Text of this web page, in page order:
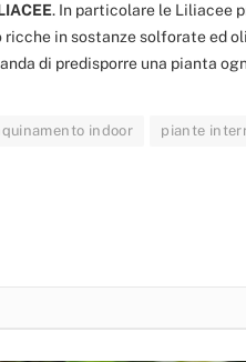
. In particolare le Liliacee
in sostanze solforate ed
di predisporre una pianta
indoor piante